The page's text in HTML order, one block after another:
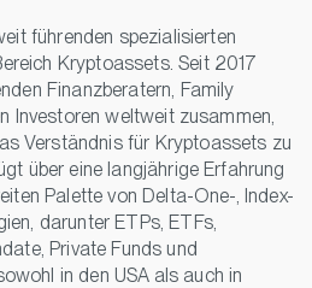
führenden spezialisierten
Kryptoassets. Seit 2017
Finanzberatern, Family
Investoren weltweit zusammen,
Verständnis für Kryptoassets zu
über eine langjährige Erfahrung
Palette von Delta-One-, Index-
darunter ETPs, ETFs,
Private Funds und
in den USA als auch in